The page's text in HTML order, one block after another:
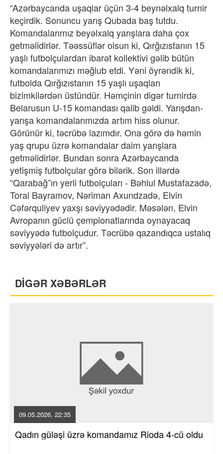
“Azərbaycanda uşaqlar üçün 3-4 beynəlxalq turnir
keçirdik. Sonuncu yarış Qubada baş tutdu.
Komandalarımız beyəlxalq yarışlara daha çox
getməlidirlər. Təəssüflər olsun ki, Qırğızıstanın 15
yaşlı futbolçulardan ibarət kollektivi gəlib bütün
komandalarımızı məğlub etdi. Yəni öyrəndik ki,
futbolda Qırğızıstanın 15 yaşlı uşaqları
bizimkilərdən üstündür. Həmçinin digər turnirdə
Belarusun U-15 komandası qalib gəldi. Yarışdan-
yarışa komandalarımızda artım hiss olunur.
Görünür ki, təcrübə lazımdır. Ona görə də həmin
yaş qrupu üzrə komandalar daim yarışlara
getməlidirlər. Bundan sonra Azərbaycanda
yetişmiş futbolçular görə bilərik. Son illərdə
“Qarabağ”ın yerli futbolçuları - Bəhlul Mustafazadə,
Toral Bayramov, Nəriman Axundzadə, Elvin
Cəfərquliyev yaxşı səviyyədədir. Məsələn, Elvin
Avropanın güclü çempionatlarında oynayacaq
səviyyədə futbolçudur. Təcrübə qazandıqca ustalıq
səviyyələri də artır”.
DİGƏR XƏBƏRLƏR
09.05.2026, 22:35
Qadın güləşi üzrə komandamız Rioda 4-cü oldu